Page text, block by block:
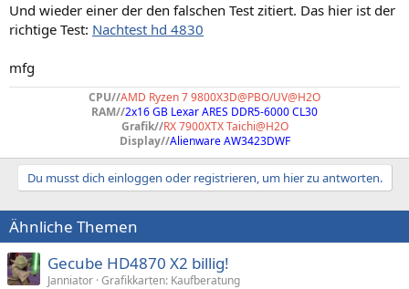
Und wieder einer der den falschen Test zitiert. Das hier ist der
richtige Test: Nachtest hd 4830
mfg
CPU//AMD Ryzen 7 9800X3D@PBO/UV@H2O
RAM//2x16 GB Lexar ARES DDR5-6000 CL30
Grafik//RX 7900XTX Taichi@H2O
Display//Alienware AW3423DWF
Du musst dich einloggen oder registrieren, um hier zu antworten.
Ähnliche Themen
Gecube HD4870 X2 billig!
Janniator Grafikkarten: Kaufberatung